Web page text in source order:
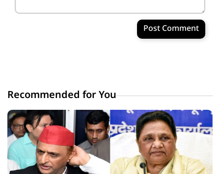
Post Comment
Recommended for You